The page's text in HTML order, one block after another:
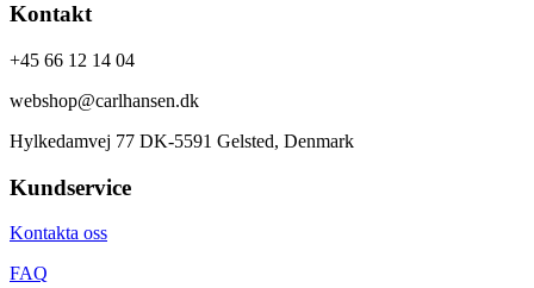
Kontakt
+45 66 12 14 04
webshop@carlhansen.dk
Hylkedamvej 77 DK-5591 Gelsted, Denmark
Kundservice
Kontakta oss
FAQ